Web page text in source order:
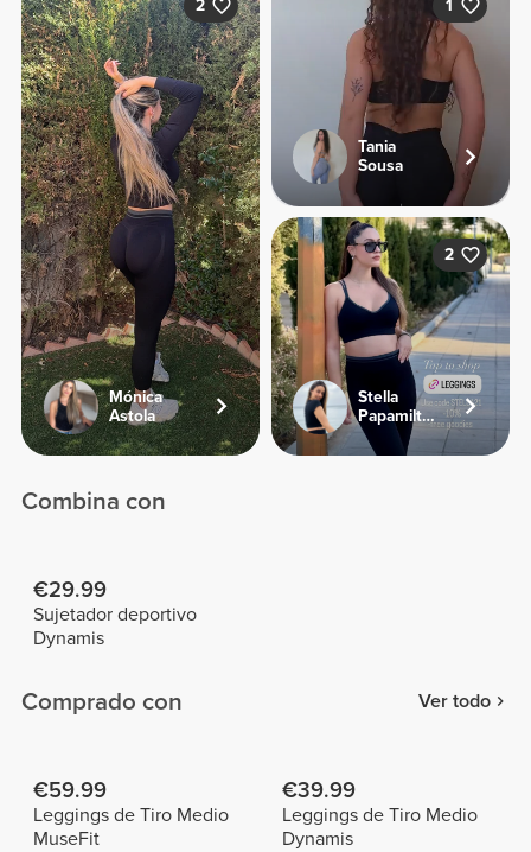
2
Mónica
Astola
1
Tania
Sousa
2
Stella
Papamiltiadous
Combina con
€29.99
Sujetador deportivo
Dynamis
Comprado con Ver todo
€59.99
Leggings de Tiro Medio
MuseFit
€39.99
Leggings de Tiro Medio
Dynamis